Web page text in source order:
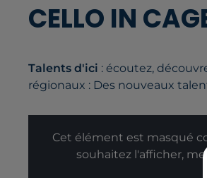
CELLO IN
Talents d'ici : écoutez,
régionaux : Des nouveaux
Cet élément est masqué
souhaitez l'afficher,